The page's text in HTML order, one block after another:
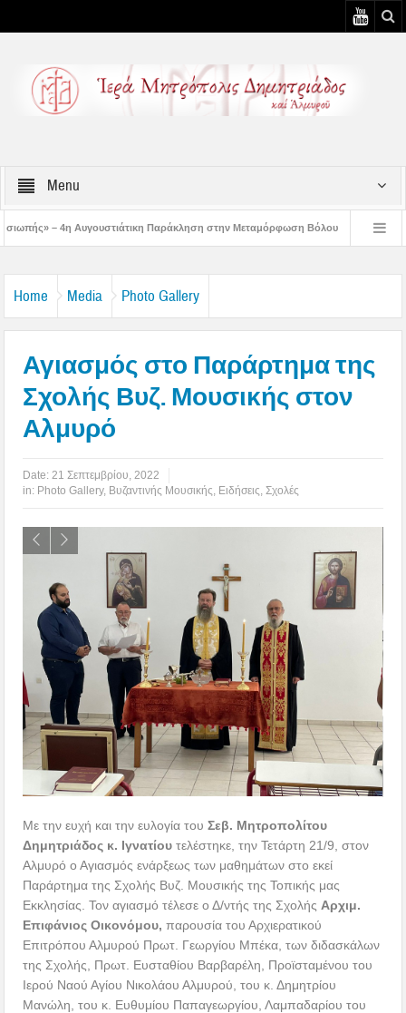
Menu
Παράκληση στην Μεταμόρφωση Βόλου Επίσκεψη του Δ/ντού της Β/
Home Media Photo Gallery
Αγιασμός στο Παράρτημα της
Σχολής Βυζ. Μουσικής στον
Αλμυρό
Date: 21 Σεπτεμβρίου, 2022
in: Photo Gallery, Βυζαντινής Μουσικής Ειδήσεις ,Σχολές
Με την ευχή και την ευλογία τουΣεβ. Μητροπολίτου
Δημητριάδος κ. Ιγνατίου τελέστηκε, την Τετάρτη 21/9, στον
Αλμυρό ο Αγιασμός ενάρξεως των μαθημάτων στο εκεί
Παράρτημα της Σχολής Βυζ. Μουσικής της Τοπικής μας
Εκκλησίας. Τον αγιασμό τέλεσε ο Δ/ντής της Σχολής Αρχιμ.
Επιφάνιος Οικονόμου, παρουσία του Αρχιερατικού
Επιτρόπου Αλμυρού Πρωτ. Γεωργίου Μπέκα, των διδασκάλων
της Σχολής, Πρωτ. Ευσταθίου Βαρβαρέλη, Προϊσταμένου του
Ιερού Ναού Αγίου Νικολάου Αλμυρού, του κ. Δημητρίου
Μανώλη, του κ. Ευθυμίου Παπαγεωργίου, Λαμπαδαρίου του